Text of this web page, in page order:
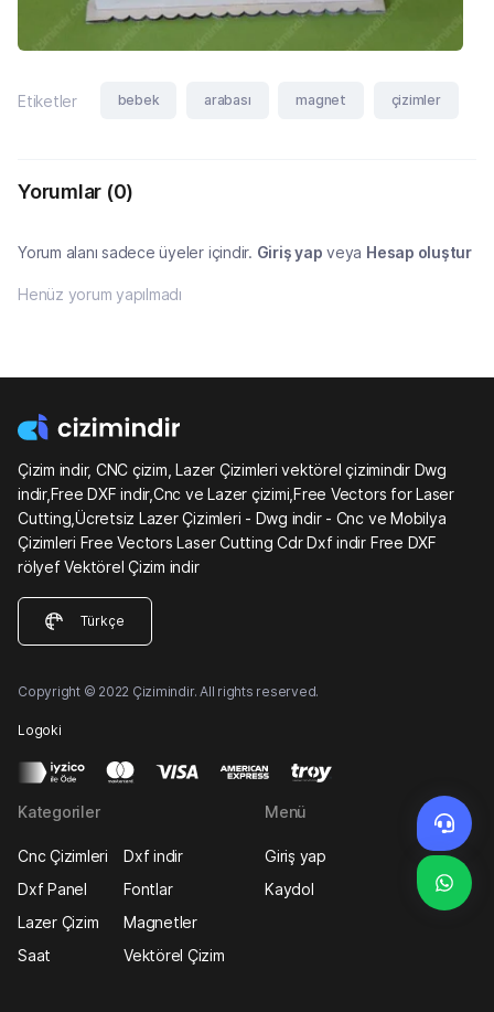
Etiketler bebek arabası magnet çizimler
Yorumlar (0)
Yorum alanı sadece üyeler içindir. Giriş yap veya Hesap oluştur
Henüz yorum yapılmadı
Çizim indir, CNC çizim, Lazer Çizimleri vektörel çizimindir Dwg
indir,Free DXF indir,Cnc ve Lazer çizimi,Free Vectors for Laser
Cutting,Ücretsiz Lazer Çizimleri - Dwg indir - Cnc ve Mobilya
Çizimleri Free Vectors Laser Cutting Cdr Dxf indir Free DXF
rölyef Vektörel Çizim indir
Türkçe
Copyright © 2022 Çizimindir. All rights reserved.
Logoki
Kategoriler
Cnc Çizimleri
Dxf indir
Dxf Panel
Fontlar
Lazer Çizim
Magnetler
Saat
Vektörel Çizim
Menü
Giriş yap
Kaydol